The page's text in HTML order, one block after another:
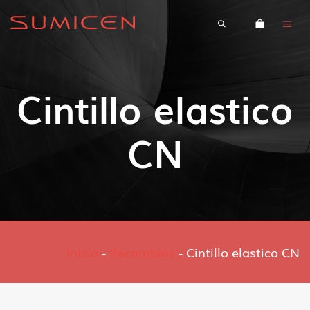
Cintillo elastico
CN
- - Cintillo elastico CN